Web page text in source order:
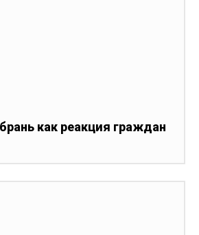
как реакция граждан